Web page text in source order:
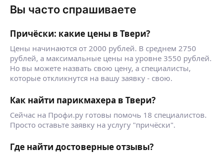
Вы часто спрашиваете
Причёски: какие цены в Твери?
Цены начинаются от 2000 рублей. В среднем 2750
рублей, а максимальные цены на уровне 3550 рублей.
Но вы можете назвать свою цену, а специалисты,
которые откликнутся на вашу заявку - свою.
Как найти парикмахера в Твери?
Сейчас на Профи.ру готовы помочь 18 специалистов.
Просто оставьте заявку на услугу "причёски".
Где найти достоверные отзывы?